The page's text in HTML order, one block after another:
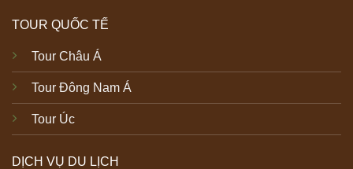
TOUR QUỐC TẾ
Tour Châu Á
Tour Đông Nam Á
Tour Úc
DỊCH VỤ DU LỊCH